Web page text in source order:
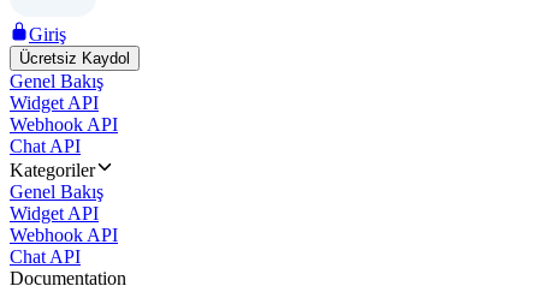
Giriş
Ücretsiz Kaydol
Genel Bakış
Widget API
Webhook API
Chat API
Kategoriler
Genel Bakış
Widget API
Webhook API
Chat API
Documentation